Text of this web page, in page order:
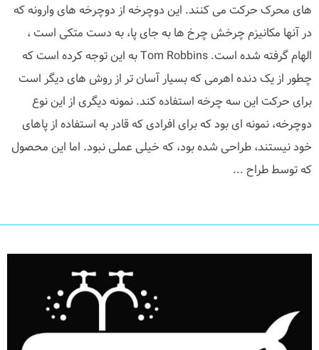
های محرک حرکت می کنند. این دوچرخه از دوچرخه های وارونه که
در آنها مکانیزم چرخش چرخ ها به جای پا، به دست متکی است ،
الهام گرفته شده است. Tom Robbins به این توجه کرده است که
چطور از یک دنده اهرمی که بسیار آسان تر از روش های دیگر است
برای حرکت این سه چرخه استفاده کند. نمونه دیگری از این نوع
دوچرخه، نمونه ای بود که برای افرادی که قادر به استفاده از پاهای
خود نیستند، طراحی شده بود، که خیلی عملی نبود. اما این محصول
که توسط طراح ...